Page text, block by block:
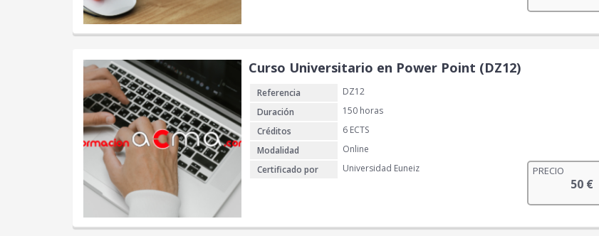
Curso Universitario en Power Point (DZ12)
Referencia
DZ12
Duración
150 horas
Créditos
6 ECTS
Modalidad
Online
Certificado por
Universidad Euneiz PRECIO
50 €